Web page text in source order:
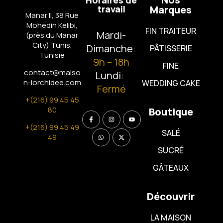
Manar II, 38 Rue
Mohedin Kelibi,
(près du Manar
City) Tunis,
Tunisie
contact@maiso
n-lorchidee.com
+(216) 99 45 45
80
+(216) 99 45 49
49
Marques
FIN TRAITEUR
PÂTISSERIE
FINE
WEDDING CAKE
Boutique
SALÉ
SUCRÉ
GÂTEAUX
Découvrir
LA MAISON
travail
Mardi-
Dimanche:
9h – 18h
Lundi:
Fermé